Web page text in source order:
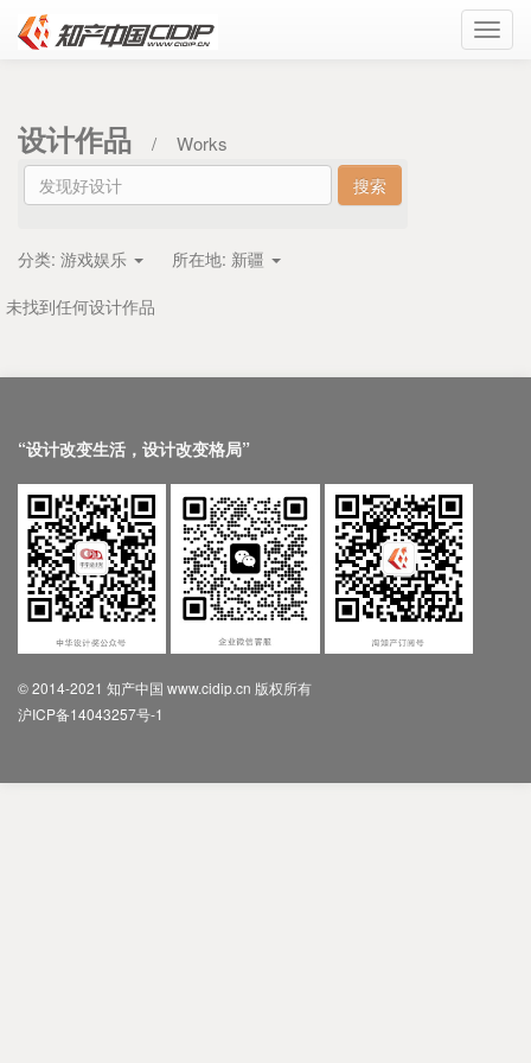
设计作品 / Works
分类: 游戏娱乐 所在地: 新疆
未找到任何设计作品
“设计改变生活，设计改变格局”
© 2014-2021 知产中国 www.cidip.cn 版权所有
沪ICP备14043257号-1